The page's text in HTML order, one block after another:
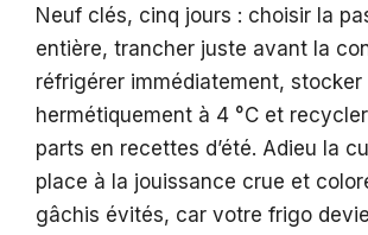
Neuf clés, cinq jours : choisir la
entière, trancher juste avant la
réfrigérer immédiatement, stocker
hermétiquement à 4 °C et
parts en recettes d’été. Adieu la
place à la jouissance crue et
gâchis évités, car votre frigo